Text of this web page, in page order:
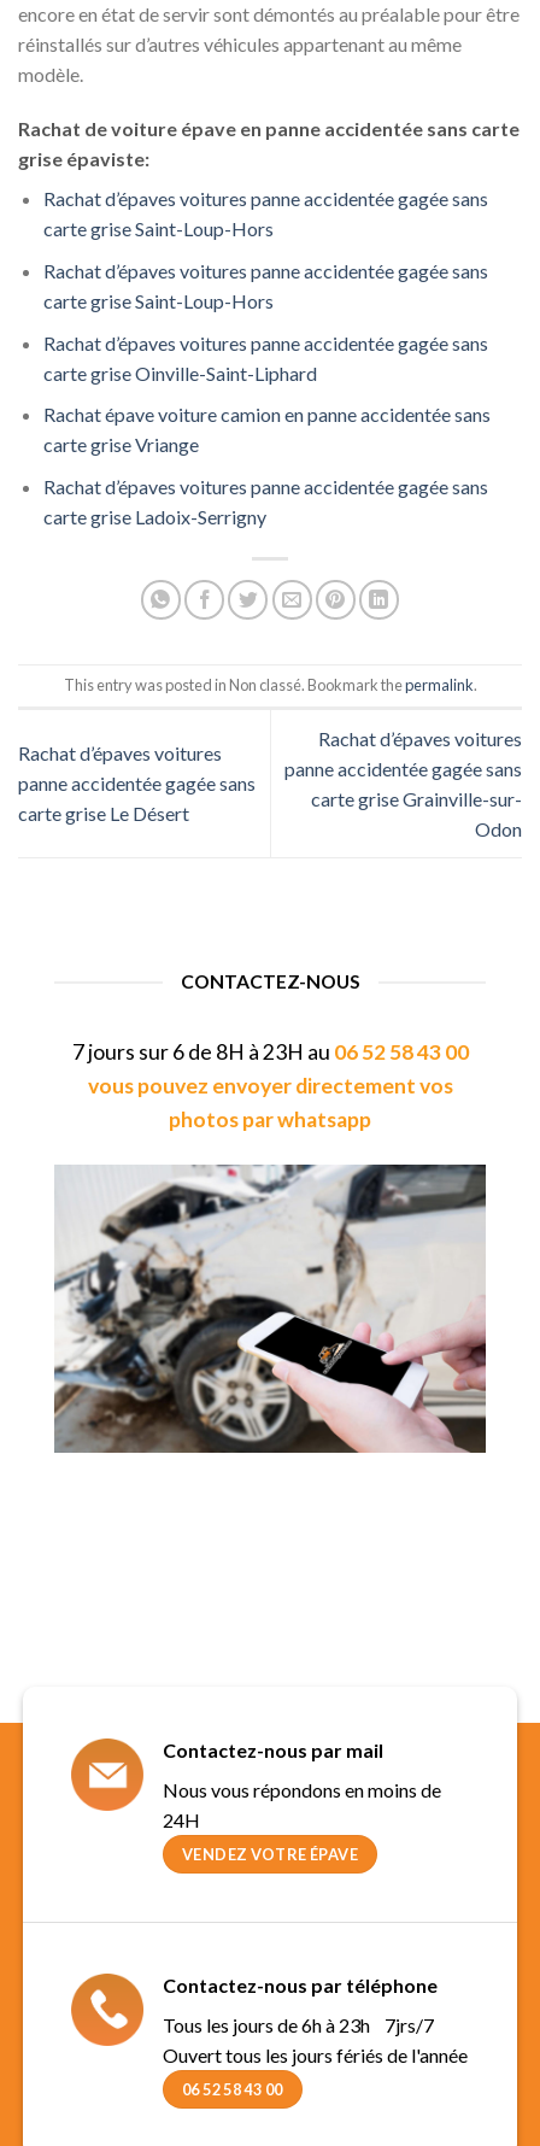
encore en état de servir sont démontés au préalable pour être
réinstallés sur d’autres véhicules appartenant au même
modèle.
Rachat de voiture épave en panne accidentée sans carte
grise épaviste:
Rachat d’épaves voitures panne accidentée gagée sans
carte grise Saint-Loup-Hors
Rachat d’épaves voitures panne accidentée gagée sans
carte grise Saint-Loup-Hors
Rachat d’épaves voitures panne accidentée gagée sans
carte grise Oinville-Saint-Liphard
Rachat épave voiture camion en panne accidentée sans
carte grise Vriange
Rachat d’épaves voitures panne accidentée gagée sans
carte grise Ladoix-Serrigny
This entry was posted in Non classé. Bookmark thepermalink.
Rachat d’épaves voitures
panne accidentée gagée sans
carte grise Le Désert
Rachat d’épaves voitures
panne accidentée gagée sans
carte grise Grainville-sur-
Odon
CONTACTEZ-NOUS
7 jours sur 6 de 8H à 23H au 06 52 58 43 00
vous pouvez envoyer directement vos
photos par whatsapp
Contactez-nous par mail
Nous vous répondons en moins de
24H
VENDEZ VOTRE ÉPAVE
Contactez-nous par téléphone
Tous les jours de 6h à 23h 7jrs/7
Ouvert tous les jours fériés de l'année
06 52 58 43 00